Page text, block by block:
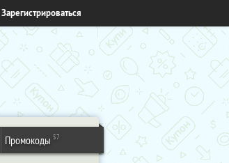
Зарегистрироваться
Промокоды 57